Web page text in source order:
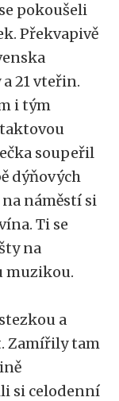
pokoušeli
Překvapivě
21 vteřin.
i tým
soupeřil
dýňových
náměstí si
Ti se
na
muzikou.
a
Zamířily tam
si celodenní